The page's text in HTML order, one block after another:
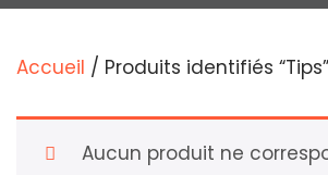
Accueil / Produits identifiés “Tips”
Aucun produit ne